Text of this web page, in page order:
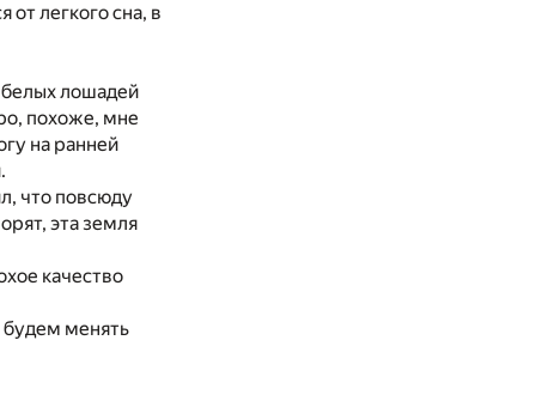
легкого сна, в
белых лошадей
похоже, мне
на ранней
что повсюду
эта земля
качество
будем менять